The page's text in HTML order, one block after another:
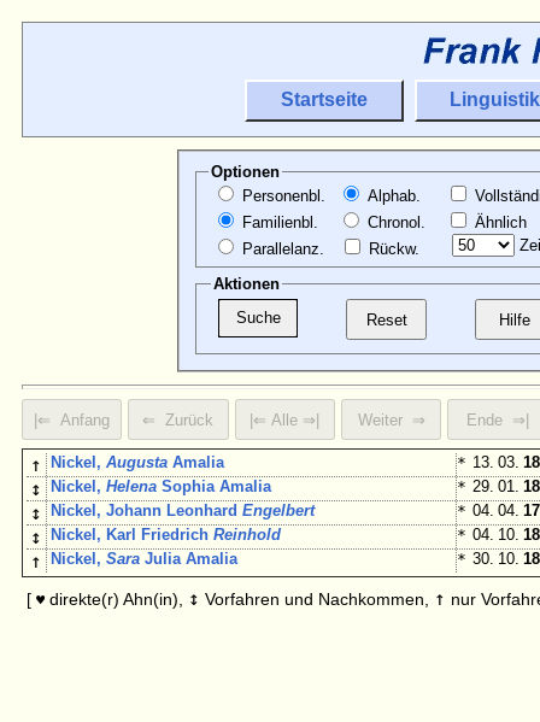
Startseite Linguistik
Optionen
Personenbl.
Familienbl.
Parallelanz.
Alphab.
Chronol.
Rückw.
Ähnlich
Aktionen
↑ Nickel,Augusta Amalia * 13. 03.
↕ Nickel,Helena Sophia Amalia * 29. 01.
↕ Nickel, Johann LeonhardEngelbert * 04. 04.
↕ Nickel, Karl FriedrichReinhold * 04. 10.
↑ Nickel,Sara Julia Amalia * 30. 10.
[ ♥ direkte(r) Ahn(in), ↕ Vorfahren und Nachkommen, ↑ nur